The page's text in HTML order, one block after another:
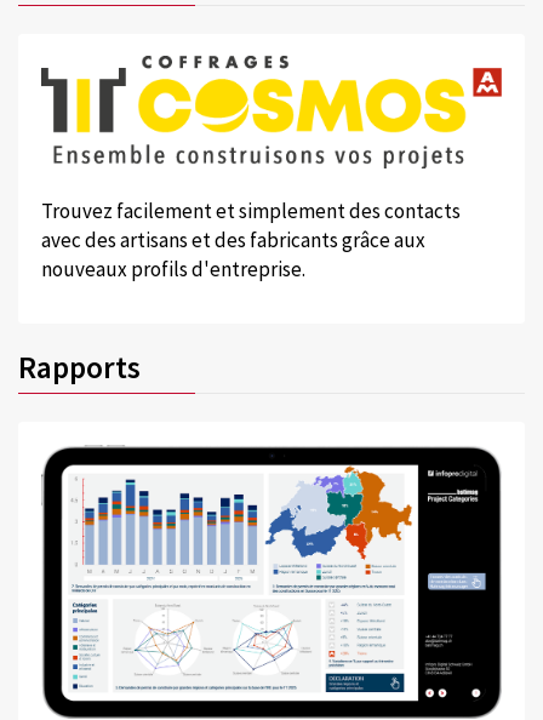
Trouvez facilement et simplement des contacts
avec des artisans et des fabricants grâce aux
nouveaux profils d'entreprise.
Rapports